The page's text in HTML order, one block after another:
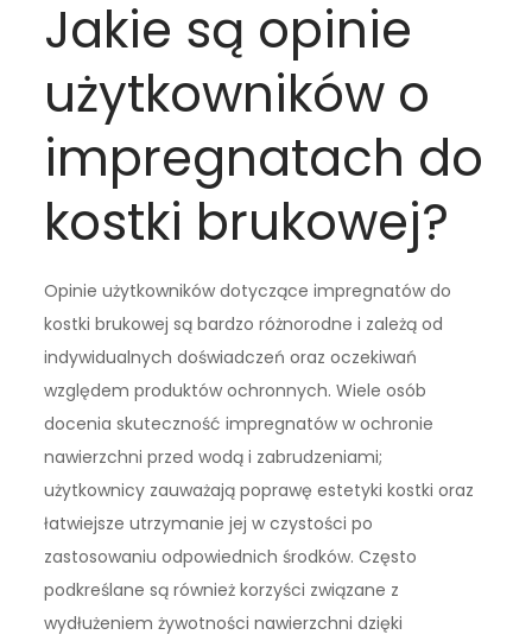
Jakie są opinie
użytkowników o
impregnatach do
kostki brukowej?
Opinie użytkowników dotyczące impregnatów do
kostki brukowej są bardzo różnorodne i zależą od
indywidualnych doświadczeń oraz oczekiwań
względem produktów ochronnych. Wiele osób
docenia skuteczność impregnatów w ochronie
nawierzchni przed wodą i zabrudzeniami;
użytkownicy zauważają poprawę estetyki kostki oraz
łatwiejsze utrzymanie jej w czystości po
zastosowaniu odpowiednich środków. Często
podkreślane są również korzyści związane z
wydłużeniem żywotności nawierzchni dzięki